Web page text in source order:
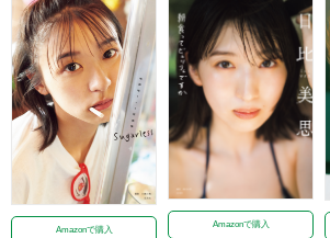
Amazonで購入
Amazonで購入